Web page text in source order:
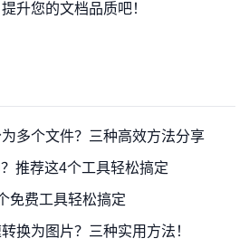
升您的文档品质吧！
多个文件？三种高效方法分享
推荐这4个工具轻松搞定
免费工具轻松搞定
换为图片？三种实用方法！